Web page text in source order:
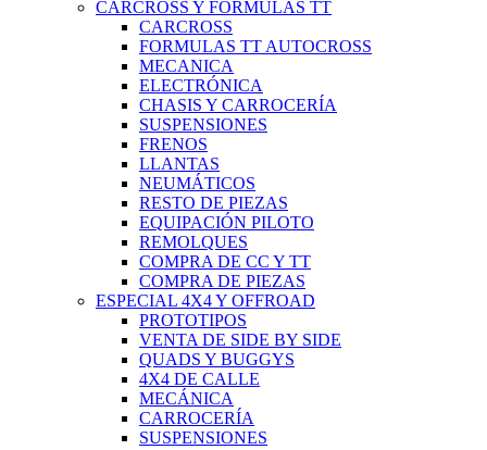
CARCROSS Y FÓRMULAS TT
CARCROSS
FORMULAS TT AUTOCROSS
MECANICA
ELECTRÓNICA
CHASIS Y CARROCERÍA
SUSPENSIONES
FRENOS
LLANTAS
NEUMÁTICOS
RESTO DE PIEZAS
EQUIPACIÓN PILOTO
REMOLQUES
COMPRA DE CC Y TT
COMPRA DE PIEZAS
ESPECIAL 4X4 Y OFFROAD
PROTOTIPOS
VENTA DE SIDE BY SIDE
QUADS Y BUGGYS
4X4 DE CALLE
MECÁNICA
CARROCERÍA
SUSPENSIONES